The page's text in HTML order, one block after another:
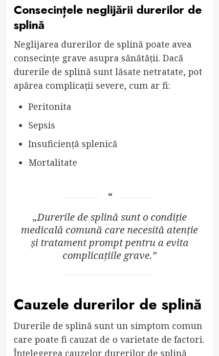
Consecințele neglijării durerilor de
splină
Neglijarea durerilor de splină poate avea
consecințe grave asupra sănătății. Dacă
durerile de splină sunt lăsate netratate, pot
apărea complicații severe, cum ar fi:
Peritonita
Sepsis
Insuficiență splenică
Mortalitate
„Durerile de splină sunt o condiție
medicală comună care necesită atenție
și tratament prompt pentru a evita
complicațiile grave.”
Cauzele durerilor de splină
Durerile de splină sunt un simptom comun
care poate fi cauzat de o varietate de factori.
Înțelegerea cauzelor durerilor de splină